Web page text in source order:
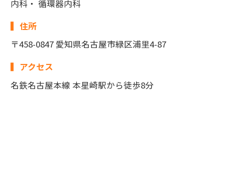
内科・ 循環器内科
住所
〒458-0847 愛知県名古屋市緑区浦里4-87
アクセス
名鉄名古屋本線 本星崎駅から徒歩8分